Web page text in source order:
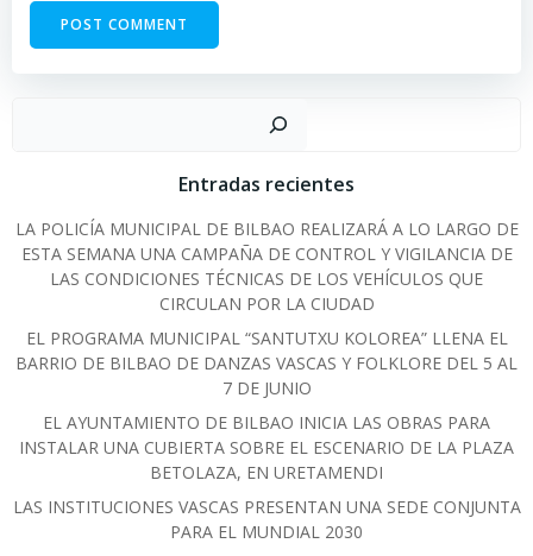
Entradas recientes
LA POLICÍA MUNICIPAL DE BILBAO REALIZARÁ A LO LARGO DE
ESTA SEMANA UNA CAMPAÑA DE CONTROL Y VIGILANCIA DE
LAS CONDICIONES TÉCNICAS DE LOS VEHÍCULOS QUE
CIRCULAN POR LA CIUDAD
EL PROGRAMA MUNICIPAL “SANTUTXU KOLOREA” LLENA EL
BARRIO DE BILBAO DE DANZAS VASCAS Y FOLKLORE DEL 5 AL
7 DE JUNIO
EL AYUNTAMIENTO DE BILBAO INICIA LAS OBRAS PARA
INSTALAR UNA CUBIERTA SOBRE EL ESCENARIO DE LA PLAZA
BETOLAZA, EN URETAMENDI
LAS INSTITUCIONES VASCAS PRESENTAN UNA SEDE CONJUNTA
PARA EL MUNDIAL 2030